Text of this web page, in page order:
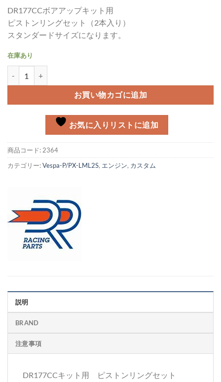
DR177CCボアアップキット用
ピストンリングセット（2本入り）
スタンダードサイズになります。
在庫あり
お買い物カゴに追加
お気に入りリストに追加
商品コード:2364
カテゴリー:Vespa-P/PX-LML2S, エンジン, カスタム
説明
BRAND
注意事項
DR177CCキット用 ピストンリングセット